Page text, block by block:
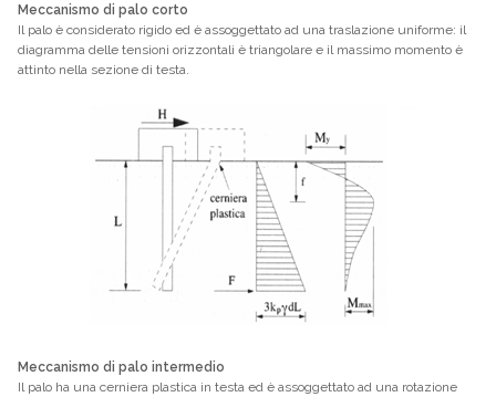
Meccanismo di palo corto
Il palo è considerato rigido ed è assoggettato ad una traslazione uniforme: il
diagramma delle tensioni orizzontali è triangolare e il massimo momento è
attinto nella sezione di testa.
Meccanismo di palo intermedio
Il palo ha una cerniera plastica in testa ed è assoggettato ad una rotazione